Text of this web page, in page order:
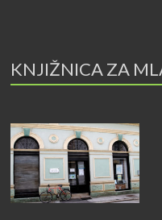
KNJIŽNICA ZA